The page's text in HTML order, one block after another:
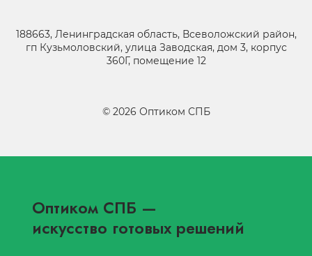
188663, Ленинградская область, Всеволожский район,
гп Кузьмоловский, улица Заводская, дом 3, корпус
360Г, помещение 12
© 2026 Оптиком СПБ
Оптиком СПБ —
искусство готовых решений